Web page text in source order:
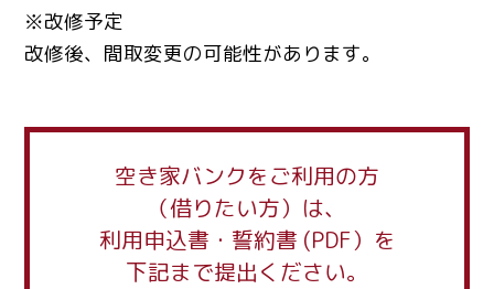
※改修予定
改修後、間取変更の可能性があります。
空き家バンクをご利用の方
（借りたい方）は、
利用申込書・誓約書 (PDF）を
下記まで提出ください。